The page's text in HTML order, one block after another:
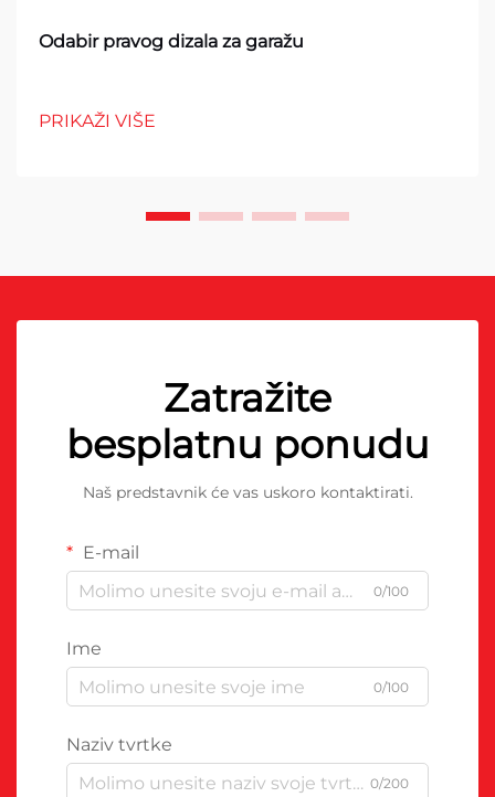
Odabir pravog dizala za garažu
PRIKAŽI VIŠE
Zatražite
besplatnu ponudu
Naš predstavnik će vas uskoro kontaktirati.
E-mail
0/100
Ime
0/100
Naziv tvrtke
0/200